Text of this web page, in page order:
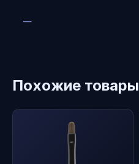
—
Похожие товары